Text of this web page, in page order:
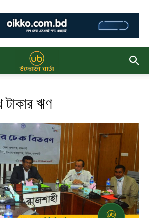
টাকার ঋণ